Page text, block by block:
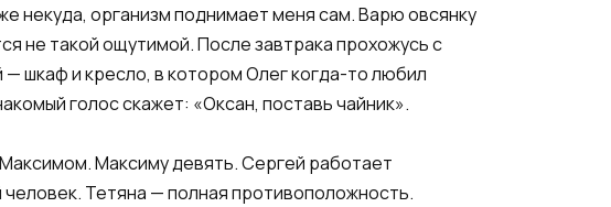
некуда, организм поднимает меня сам. Варю овсянку
не такой ощутимой. После завтрака прохожусь с
шкаф и кресло, в котором Олег когда-то любил
голос скажет: «Оксан, поставь чайник».
Максиму девять. Сергей работает
Тетяна — полная противоположность.